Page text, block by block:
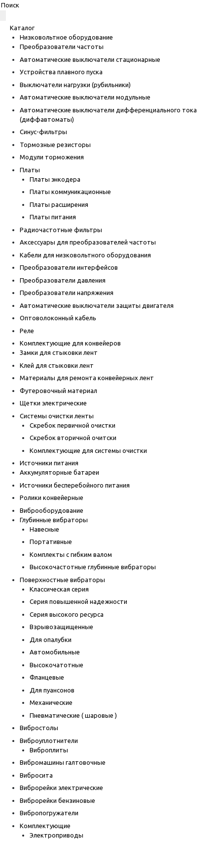
Каталог
Низковольтное оборудование
Преобразователи частоты
Автоматические выключатели стационарные
Устройства плавного пуска
Выключатели нагрузки (рубильники)
Автоматические выключатели модульные
Автоматические выключатели дифференциального тока
(диффавтоматы)
Синус-фильтры
Тормозные резисторы
Модули торможения
Платы
Платы энкодера
Платы коммуникационные
Платы расширения
Платы питания
Радиочастотные фильтры
Аксессуары для преобразователей частоты
Кабели для низковольтного оборудования
Преобразователи интерфейсов
Преобразователи давления
Преобразователи напряжения
Автоматические выключатели защиты двигателя
Оптоволоконный кабель
Реле
Комплектующие для конвейеров
Замки для стыковки лент
Клей для стыковки лент
Материалы для ремонта конвейерных лент
Футеровочный материал
Щетки электрические
Системы очистки ленты
Скребок первичной очистки
Скребок вторичной очитски
Комплектующие для системы очистки
Источники питания
Аккумуляторные батареи
Источники бесперебойного питания
Ролики конвейерные
Виброоборудование
Глубинные вибраторы
Навесные
Портативные
Комплекты с гибким валом
Высокочастотные глубинные вибраторы
Поверхностные вибраторы
Классическая серия
Серия повышенной надежности
Серия высокого ресурса
Взрывозащищенные
Для опалубки
Автомобильные
Высокочатотные
Фланцевые
Для пуансонов
Механические
Пневматические ( шаровые )
Вибростолы
Виброуплотнители
Виброплиты
Вибромашины галтовочные
Вибросита
Виброрейки электрические
Виброрейки бензиновые
Вибропогружатели
Комплектующие
Электроприводы